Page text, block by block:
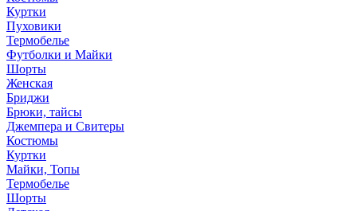
Куртки
Пуховики
Термобелье
Футболки и Майки
Шорты
Женская
Бриджи
Брюки, тайсы
Джемпера и Свитеры
Костюмы
Куртки
Майки, Топы
Термобелье
Шорты